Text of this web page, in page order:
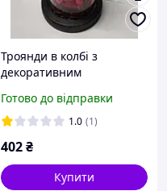
Троянди в колбі з
декоративним
троянда Червона YU227
Готово до відправки
1.0 (1)
402₴
Купити